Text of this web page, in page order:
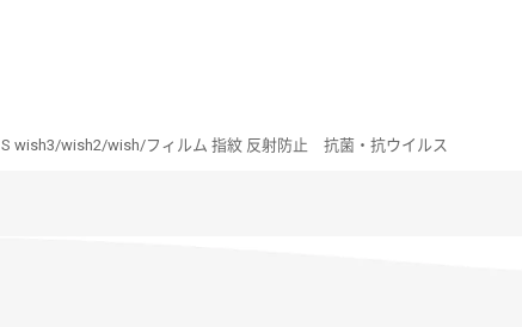
wish3/wish2/wish/フィルム 指紋 反射防止 抗菌・抗ウイルス